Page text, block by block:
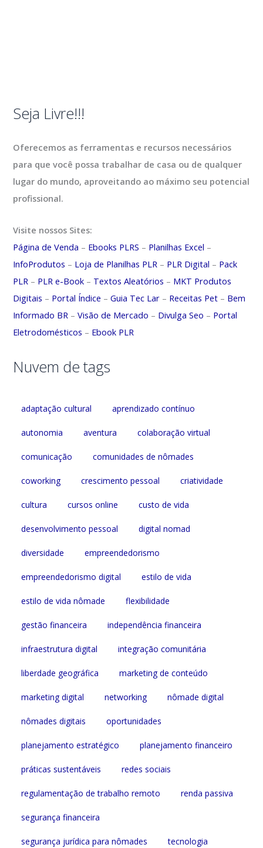
Seja Livre!!!
Oferecemos as ferramentas e recursos necessários
para que você possa trabalhar de casa ou de qualquer
lugar do mundo, aproveitando ao máximo seu potencial
profissional.
Visite nossos Sites:
Página de Venda – Ebooks PLRS – Planilhas Excel –
InfoProdutos – Loja de Planilhas PLR – PLR Digital – Pack
PLR – PLR e-Book – Textos Aleatórios – MKT Produtos
Digitais – Portal Índice –Guia Tec Lar – Receitas Pet – Bem
Informado BR –Visão de Mercado – Divulga Seo – Portal
Eletrodomésticos – Ebook PLR
Nuvem de tags
adaptação cultural aprendizado contínuo
autonomia aventura colaboração virtual
comunicação comunidades de nômades
coworking crescimento pessoal criatividade
cultura cursos online custo de vida
desenvolvimento pessoal digital nomad
diversidade empreendedorismo
empreendedorismo digital estilo de vida
estilo de vida nômade flexibilidade
gestão financeira independência financeira
infraestrutura digital integração comunitária
liberdade geográfica marketing de conteúdo
marketing digital networking nômade digital
nômades digitais oportunidades
planejamento estratégico planejamento financeiro
práticas sustentáveis redes sociais
regulamentação de trabalho remoto renda passiva
segurança financeira
segurança jurídica para nômades tecnologia